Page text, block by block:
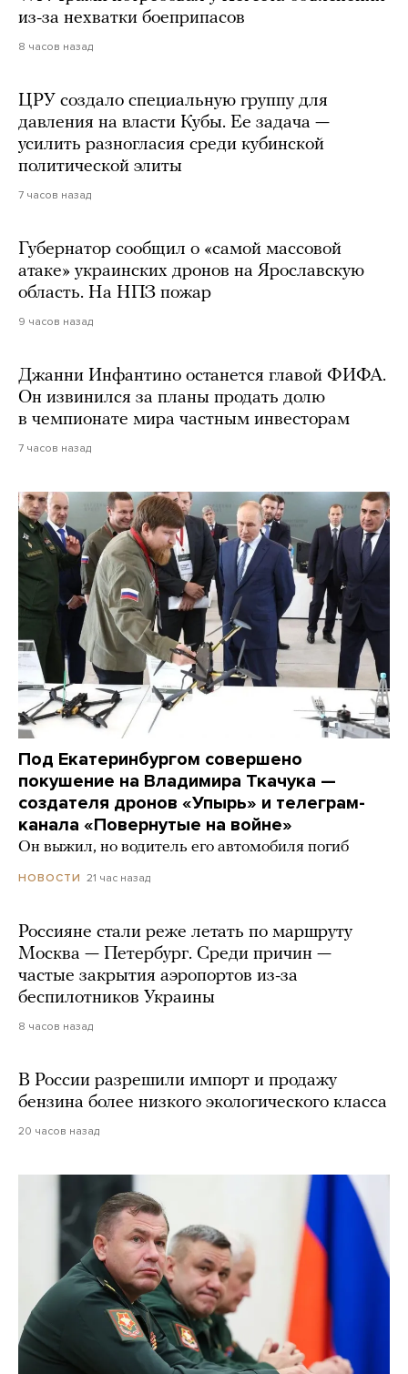
из-за нехватки боеприпасов
8 часов назад
ЦРУ создало специальную группу для
давления на власти Кубы. Ее задача —
усилить разногласия среди кубинской
политической элиты
7 часов назад
Губернатор сообщил о «самой массовой
атаке» украинских дронов на Ярославскую
область. На НПЗ пожар
9 часов назад
Джанни Инфантино останется главой ФИФА.
Он извинился за планы продать долю
в чемпионате мира частным инвесторам
7 часов назад
Под Екатеринбургом совершено
покушение на Владимира Ткачука —
создателя дронов «Упырь» и телеграм-
канала «Повернутые на войне»
Он выжил, но водитель его автомобиля погиб
НОВОСТИ 21 час назад
Россияне стали реже летать по маршруту
Москва — Петербург. Среди причин —
частые закрытия аэропортов из-за
беспилотников Украины
8 часов назад
В России разрешили импорт и продажу
бензина более низкого экологического класса
20 часов назад